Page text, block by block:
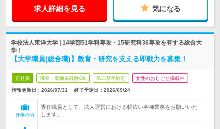
求人詳細を見る 気になる
学校法人東洋大学 | 14学部51学科専攻・15研究科36専攻を有する総合大
学！
【大学職員(総合職)】教育・研究を支える即戦力を募集！
正社員 職種・業種未経験OK 第二新卒歓迎 女性のおしごと掲載中
情報更新日：2026/07/31 終了予定日： 2026/09/24
仕事内容
専任職員として、法人運営における幅広い各種業務をお願いいた
します。